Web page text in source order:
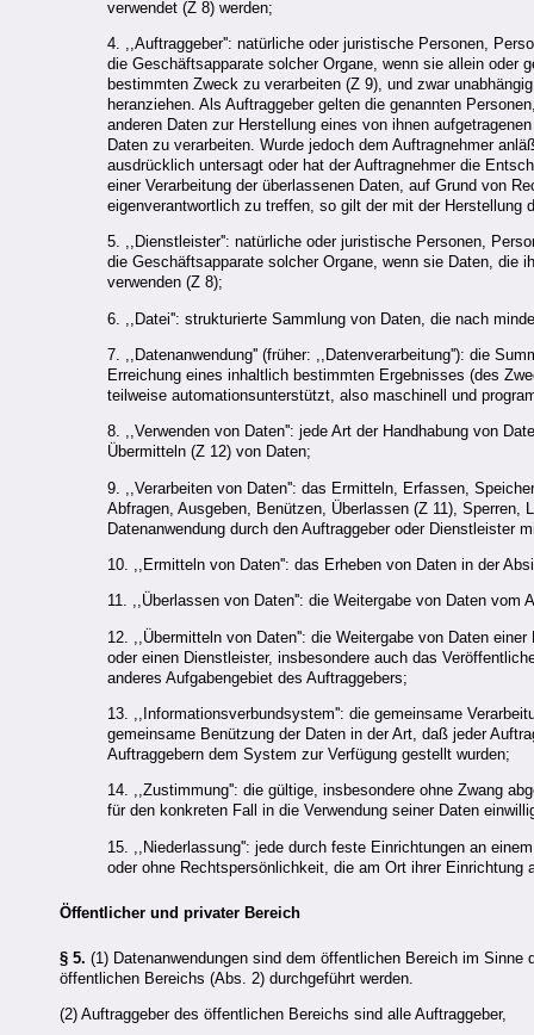
verwendet (Z 8) werden;
4. ,,Auftraggeber'': natürliche oder juristische Personen,
die Geschäftsapparate solcher Organe, wenn sie allein oder
bestimmten Zweck zu verarbeiten (Z 9), und zwar
heranziehen. Als Auftraggeber gelten die genannten
anderen Daten zur Herstellung eines von ihnen
Daten zu verarbeiten. Wurde jedoch dem Auftragnehmer
ausdrücklich untersagt oder hat der Auftragnehmer die
einer Verarbeitung der überlassenen Daten, auf Grund von
eigenverantwortlich zu treffen, so gilt der mit der
5. ,,Dienstleister'': natürliche oder juristische Personen,
die Geschäftsapparate solcher Organe, wenn sie Daten, die
verwenden (Z 8);
6. ,,Datei'': strukturierte Sammlung von Daten, die nach
7. ,,Datenanwendung'' (früher: ,,Datenverarbeitung''): die
Erreichung eines inhaltlich bestimmten Ergebnisses (des
teilweise automationsunterstützt, also maschinell und
8. ,,Verwenden von Daten'': jede Art der Handhabung von
Übermitteln (Z 12) von Daten;
9. ,,Verarbeiten von Daten'': das Ermitteln, Erfassen,
Abfragen, Ausgeben, Benützen, Überlassen (Z 11), Sperren,
Datenanwendung durch den Auftraggeber oder Dienstleister
10. ,,Ermitteln von Daten'': das Erheben von Daten in der
11. ,,Überlassen von Daten'': die Weitergabe von Daten vom
12. ,,Übermitteln von Daten'': die Weitergabe von Daten
oder einen Dienstleister, insbesondere auch das
anderes Aufgabengebiet des Auftraggebers;
13. ,,Informationsverbundsystem'': die gemeinsame
gemeinsame Benützung der Daten in der Art, daß jeder
Auftraggebern dem System zur Verfügung gestellt wurden;
14. ,,Zustimmung'': die gültige, insbesondere ohne Zwang
für den konkreten Fall in die Verwendung seiner Daten
15. ,,Niederlassung'': jede durch feste Einrichtungen an
oder ohne Rechtspersönlichkeit, die am Ort ihrer
Öffentlicher und privater Bereich
§ 5. (1) Datenanwendungen sind dem öffentlichen Bereich im
öffentlichen Bereichs (Abs. 2) durchgeführt werden.
(2) Auftraggeber des öffentlichen Bereichs sind alle Auftraggeber,